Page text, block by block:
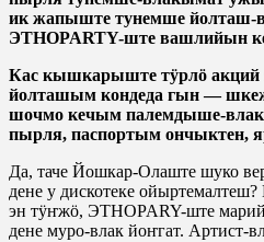
ик жапыште тунемше йолташ-
ЭТНОPARTY-ште вашлийын
Кас кышкарыште тӱрлӧ акций
йолташым кондеда гын —
шочмо кечым палемдыше-
пырля, паспортым ончыктен,
Да, таче Йошкар-Олаште шуко
дене у дискотеке
эн тӱҥжӧ, ЭТНОPARY-ште
дене муро-влак йоҥгат. Артист-